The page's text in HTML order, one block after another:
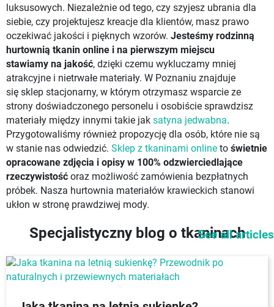
luksusowych. Niezależnie od tego, czy szyjesz ubrania dla
siebie, czy projektujesz kreacje dla klientów, masz prawo
oczekiwać jakości i pięknych wzorów. Jesteśmy rodzinną
hurtownią tkanin online i na pierwszym miejscu
stawiamy na jakość, dzięki czemu wykluczamy mniej
atrakcyjne i nietrwałe materiały. W Poznaniu znajduje
się sklep stacjonarny, w którym otrzymasz wsparcie ze
strony doświadczonego personelu i osobiście sprawdzisz
materiały między innymi takie jak satyna jedwabna.
Przygotowaliśmy również propozycję dla osób, które nie są
w stanie nas odwiedzić. Sklep z tkaninami online to świetnie
opracowane zdjęcia i opisy w 100% odzwierciedlające
rzeczywistość oraz możliwość zamówienia bezpłatnych
próbek. Nasza hurtownia materiałów krawieckich stanowi
ukłon w stronę prawdziwej mody.
Specjalistyczny blog o tkaninach
See all articles